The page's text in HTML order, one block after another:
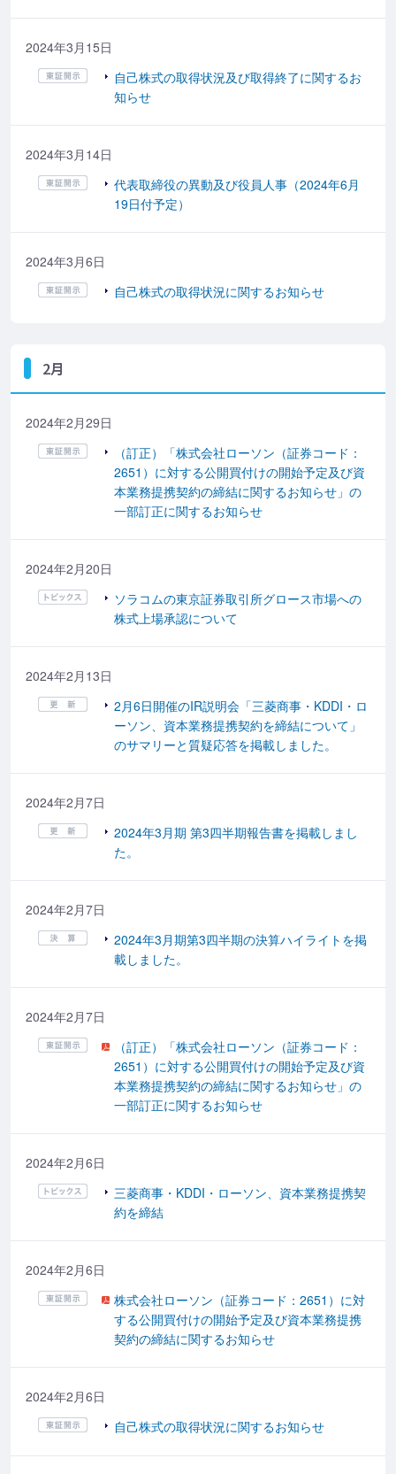
2024年3月15日
自己株式の取得状況及び取得終了に関するお
知らせ
2024年3月14日
代表取締役の異動及び役員人事（2024年6月
19日付予定）
2024年3月6日
自己株式の取得状況に関するお知らせ
2月
2024年2月29日
（訂正）「株式会社ローソン（証券コード：
2651）に対する公開買付けの開始予定及び資
本業務提携契約の締結に関するお知らせ」の
一部訂正に関するお知らせ
2024年2月20日
ソラコムの東京証券取引所グロース市場への
株式上場承認について
2024年2月13日
2月6日開催のIR説明会「三菱商事・KDDI・ロ
ーソン、資本業務提携契約を締結について」
のサマリーと質疑応答を掲載しました。
2024年2月7日
2024年3月期 第3四半期報告書を掲載しまし
た。
2024年2月7日
2024年3月期第3四半期の決算ハイライトを掲
載しました。
2024年2月7日
（訂正）「株式会社ローソン（証券コード：
2651）に対する公開買付けの開始予定及び資
本業務提携契約の締結に関するお知らせ」の
一部訂正に関するお知らせ
2024年2月6日
三菱商事・KDDI・ローソン、資本業務提携契
約を締結
2024年2月6日
株式会社ローソン（証券コード：2651）に対
する公開買付けの開始予定及び資本業務提携
契約の締結に関するお知らせ
2024年2月6日
自己株式の取得状況に関するお知らせ